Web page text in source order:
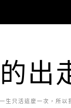
出
生只活這麼一次，所